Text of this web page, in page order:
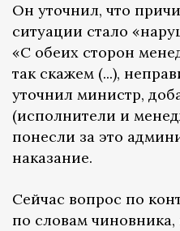
Он уточнил, что
ситуации стало
«С обеих сторон
так скажем (...),
уточнил министр,
(исполнители и
понесли за это
наказание.
Сейчас вопрос по
по словам